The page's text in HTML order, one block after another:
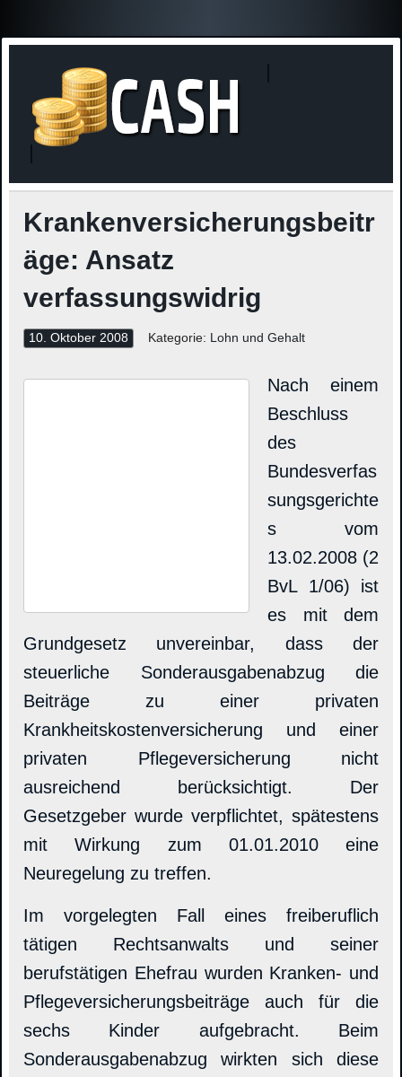
Krankenversicherungsbeitr
äge: Ansatz
verfassungswidrig
10. Oktober 2008 Kategorie: Lohn und Gehalt
Nach einem
Beschluss
des
Bundesverfas
sungsgerichte
s vom
13.02.2008 (2
BvL 1/06) ist
es mit dem
Grundgesetz unvereinbar, dass der
steuerliche Sonderausgabenabzug die
Beiträge zu einer privaten
Krankheitskostenversicherung und einer
privaten Pflegeversicherung nicht
ausreichend berücksichtigt. Der
Gesetzgeber wurde verpflichtet, spätestens
mit Wirkung zum 01.01.2010 eine
Neuregelung zu treffen.
Im vorgelegten Fall eines freiberuflich
tätigen Rechtsanwalts und seiner
berufstätigen Ehefrau wurden Kranken- und
Pflegeversicherungsbeiträge auch für die
sechs Kinder aufgebracht. Beim
Sonderausgabenabzug wirkten sich diese